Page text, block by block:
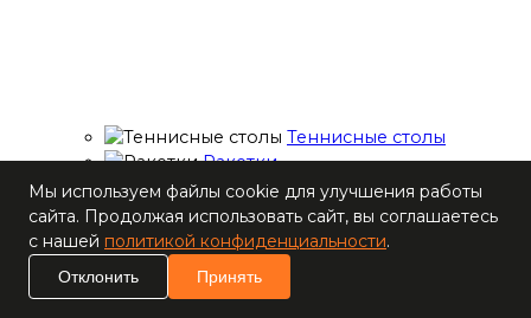
Теннисные столы
Ракетки
Накладки для
ракеток
Основания для
ракеток
Мячи
Мы используем файлы cookie для улучшения работы
сайта. Продолжая использовать сайт, вы соглашаетесь
с нашей политикой конфиденциальности.
Отклонить Принять